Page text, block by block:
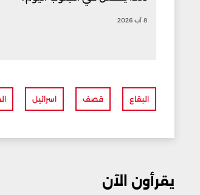
8 آب 2026
البقاع قصف اسرائيل
يقرأون الآن